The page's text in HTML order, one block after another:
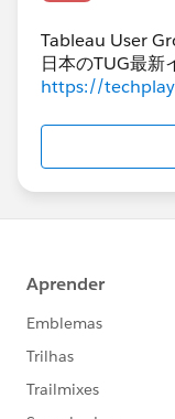
Tableau User
日本のTUG最新
https://